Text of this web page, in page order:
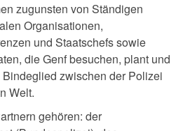
zugunsten von Ständigen
Organisationen,
und Staatschefs sowie
die Genf besuchen, plant und
zwischen der Polizei
Welt.
gehören: der